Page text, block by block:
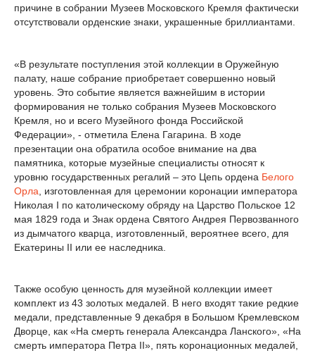
причине в собрании Музеев Московского Кремля фактически
отсутствовали орденские знаки, украшенные бриллиантами.
«В результате поступления этой коллекции в Оружейную
палату, наше собрание приобретает совершенно новый
уровень. Это событие является важнейшим в истории
формирования не только собрания Музеев Московского
Кремля, но и всего Музейного фонда Российской
Федерации», - отметила Елена Гагарина. В ходе
презентации она обратила особое внимание на два
памятника, которые музейные специалисты относят к
уровню государственных регалий – это Цепь ордена Белого
Орла , изготовленная для церемонии коронации императора
Николая I по католическому обряду на Царство Польское 12
мая 1829 года и Знак ордена Святого Андрея Первозванного
из дымчатого кварца, изготовленный, вероятнее всего, для
Екатерины II или ее наследника.
Также особую ценность для музейной коллекции имеет
комплект из 43 золотых медалей. В него входят такие редкие
медали, представленные 9 декабря в Большом Кремлевском
Дворце, как «На смерть генерала Александра Ланского», «На
смерть императора Петра II», пять коронационных медалей,